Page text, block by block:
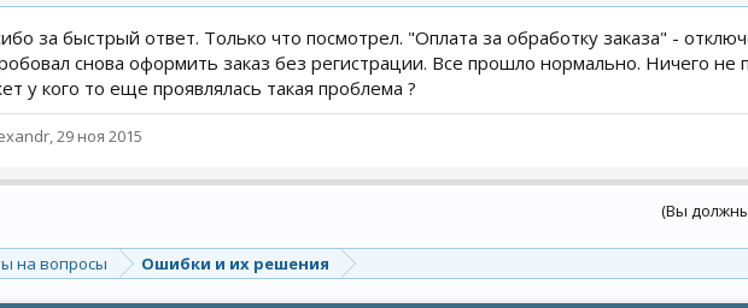
за быстрый ответ. Только что посмотрел. "Оплата за обработку заказа" -
снова оформить заказ без регистрации. Все прошло нормально. Ничего не
у кого то еще проявлялась такая проблема ?
,29 ноя 2015
(Вы
на вопросы Ошибки и их решения